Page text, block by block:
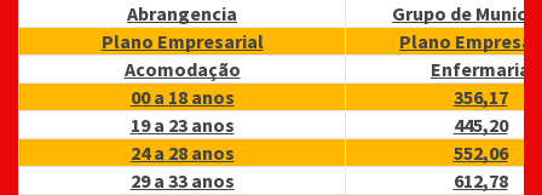
Abrangencia
Grupo de
Plano Empresarial
Plano
Acomodação
Enfermaria
00 a 18 anos
356,17
19 a 23 anos
445,20
24 a 28 anos
552,06
29 a 33 anos
612,78